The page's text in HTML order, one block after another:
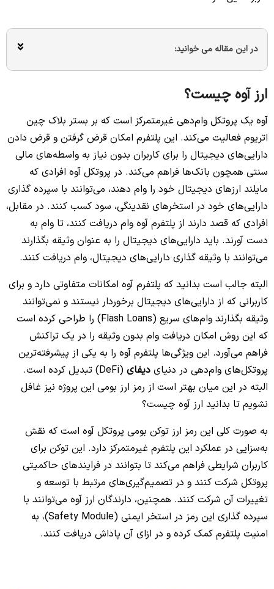
در این مقاله می خوانید:
ارز آوه چیست؟
آوه یک پروتکل وام‌دهی غیرمتمرکز است که بر بستر بلاک چین
اتریوم فعالیت می‌کند. این پلتفرم امکان قرض گرفتن و قرض دادن
دارایی‌های دیجیتال را برای کاربران بدون نیاز به واسطه‌های مالی
سنتی همچون بانک‌ها فراهم می‌کند. در پروتکل آوه افرادی که
مایلند ارزهای دیجیتال خود را وام دهند، می‌توانند با سپرده گذاری
دارایی‌های خود در استخرهای نقدینگی، سود کسب کنند. در مقابل،
افرادی که قصد دارند از پلتفرم آوه وام دریافت کنند، تا وام به
دست آورند. باید دارایی‌های دیجیتال را به عنوان وثیقه بگذارند
می‌توانند با وثیقه گذاری دارایی‌های دیجیتال، وام دریافت کنند.
البته جالب است بدانید که پلتفرم آوه امکانات متفاوتی دارد و برای
کاربرانی که از دارایی‌های دیجیتال برخوردار نیستند و نمی‌توانند
وثیقه بگذارند وام‌های سریع (Flash Loans) را طراحی کرده است
که این روش امکان دریافت وام بدون وثیقه را در یک تراکنش
فراهم می‌آورد. این ویژگی‌ها پلتفرم آوه را به یکی از پیشرفته‌ترین
پروتکل‌های وام‌دهی در دنیای دیفای
(DeFi) تبدیل کرده است.
البته در این میان بهتر است از رمز ارز بومی این پروژه نیز غافل
نشویم تا بدانید ارز آوه چیست؟
به صورت کلی این رمز ارز توکن بومی پروتکل آوه است که نقش
به‌سزایی در عملکرد این پلتفرم غیرمتمرکز دارد. این توکن برای
کاربران شرایطی فراهم می‌کند تا بتوانند در فرایندهای حاکمیتی
پروتکل شرکت کنند و در تصمیم‌گیری‌های مرتبط با توسعه و
تغییرات آن شرکت کنند. همچنین، دارندگان ارز آوه می‌توانند با
سپرده گذاری این رمز در استخر ایمنی (Safety Module)، به
امنیت پلتفرم کمک کرده و در ازای آن پاداش دریافت کنند.